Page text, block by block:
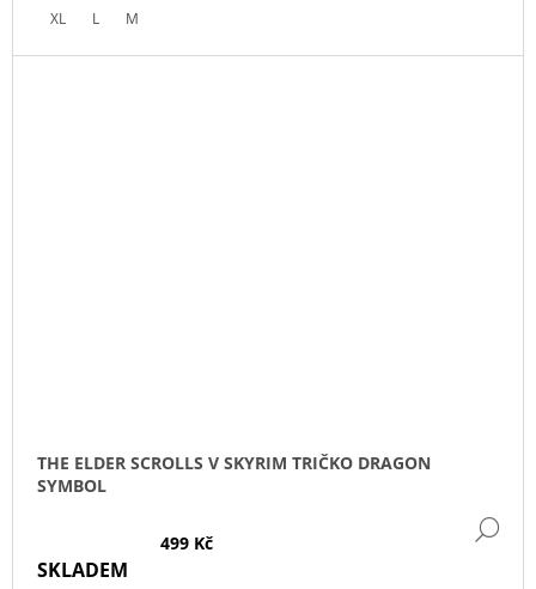
XL L M
THE ELDER SCROLLS V SKYRIM TRIČKO DRAGON
SYMBOL
499 Kč
SKLADEM